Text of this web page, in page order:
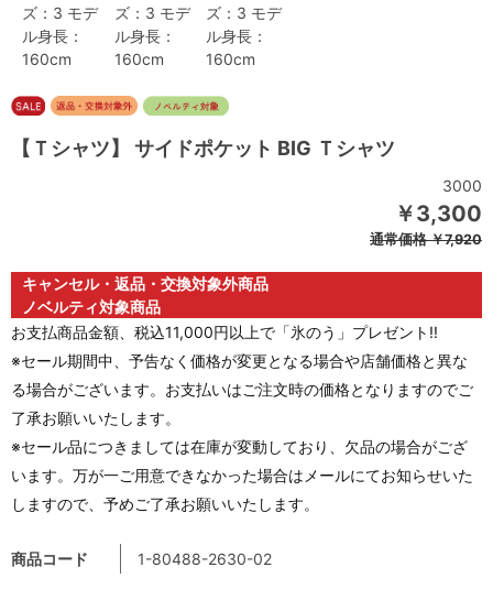
ズ：3 モデ
ル身長：
160cm
ズ：3 モデ
ル身長：
160cm
ズ：3 モデ
ル身長：
160cm
【Ｔシャツ】 サイドポケット BIG Ｔシャツ
3000
￥3,300
通常価格￥7,920
商品コード 1-80488-2630-02
キャンセル・返品・交換対象外商品
ノベルティ対象商品
お支払商品金額、税込11,000円以上で「氷のう」プレゼント!!
※セール期間中、予告なく価格が変更となる場合や店舗価格と異な
る場合がございます。お支払いはご注文時の価格となりますのでご
了承お願いいたします。
※セール品につきましては在庫が変動しており、欠品の場合がござ
います。万が一ご用意できなかった場合はメールにてお知らせいた
しますので、予めご了承お願いいたします。